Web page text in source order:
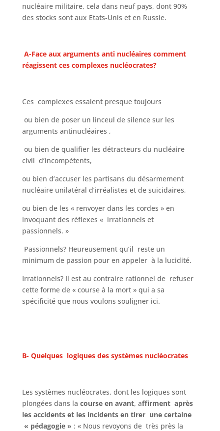
nucléaire militaire, cela dans neuf pays, dont 90%
des stocks sont aux Etats-Unis et en Russie.
A-Face aux arguments anti nucléaires comment
réagissent ces complexes nucléocrates?
Ces complexes essaient presque toujours
ou bien de poser un linceul de silence sur les
arguments antinucléaires ,
ou bien de qualifier les détracteurs du nucléaire
civil d’incompétents,
ou bien d’accuser les partisans du désarmement
nucléaire unilatéral d’irréalistes et de suicidaires,
ou bien de les « renvoyer dans les cordes » en
invoquant des réflexes « irrationnels et
passionnels. »
Passionnels? Heureusement qu’il reste un
minimum de passion pour en appeler à la lucidité.
Irrationnels? Il est au contraire rationnel de refuser
cette forme de « course à la mort » qui a sa
spécificité que nous voulons souligner ici.
B- Quelques logiques des systèmes nucléocrates
Les systèmes nucléocrates, dont les logiques sont
plongées dans la course en avant, affirment après
les accidents et les incidents en tirer une certaine
« pédagogie » : « Nous revoyons de très près la